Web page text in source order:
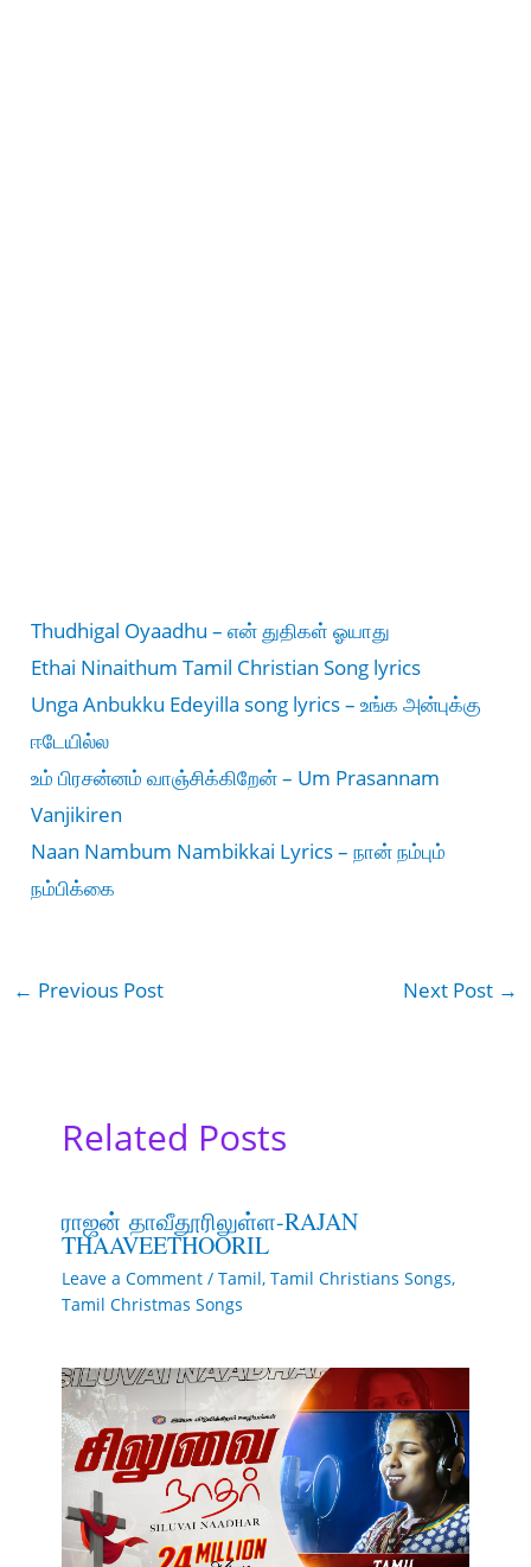
Thudhigal Oyaadhu – என் துதிகள் ஓயாது
Ethai Ninaithum Tamil Christian Song lyrics
Unga Anbukku Edeyilla song lyrics – உங்க அன்புக்கு
ஈடேயில்ல
உம் பிரசன்னம் வாஞ்சிக்கிறேன் – Um Prasannam
Vanjikiren
Naan Nambum Nambikkai Lyrics – நான் நம்பும்
நம்பிக்கை
← Previous Post Next Post →
Related Posts
ராஜன் தாவீதூரிலுள்ள-RAJAN
THAAVEETHOORIL
Leave a Comment / Tamil, Tamil Christians Songs,
Tamil Christmas Songs